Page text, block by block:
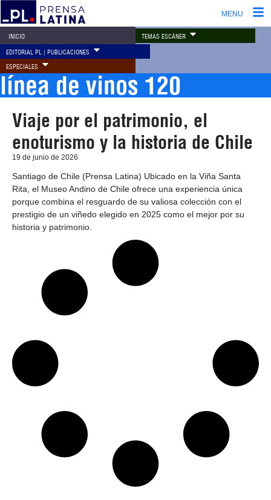
MENU
INICIO TEMAS ESCÁNER
EDITORIAL PL | PUBLICACIONES
ESPECIALES
línea de vinos 120
Viaje por el patrimonio, el
enoturismo y la historia de Chile
19 de junio de 2026
Santiago de Chile (Prensa Latina) Ubicado en la Viña Santa
Rita, el Museo Andino de Chile ofrece una experiencia única
porque combina el resguardo de su valiosa colección con el
prestigio de un viñedo elegido en 2025 como el mejor por su
historia y patrimonio.